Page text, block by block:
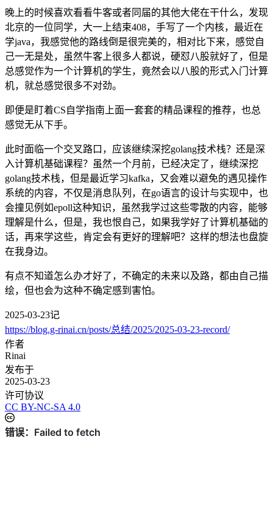
晚上的时候喜欢看看牛客或者同届的其他大佬在干什么，发现
北京的一位同学，大一上结束408，手写了一个内核，最近在
学java，我感觉他的路线倒是很完美的，相对比下来，感觉自
己一无是处，虽然牛客上很多人都说，硬怼八股就好了，但是
总感觉作为一个计算机的学生，竟然会以八股的形式入门计算
机，就总感觉很多不对劲。
即便是盯着CS自学指南上面一套套的精品课程的推荐，也总
感觉无从下手。
此时面临一个交叉路口，应该继续深挖golang技术栈？还是深
入计算机基础课程？虽然一个月前，已经决定了，继续深挖
golang技术栈，但是最近学习kafka，又会难以避免的遇见操作
系统的内容，不仅是消息队列，在go语言的设计与实现中，也
会撞见例如epoll这种知识，虽然我学过这些零散的内容，能够
理解是什么，但是，我也恨自己，如果我学好了计算机基础的
话，再来学这些，肯定会有更好的理解吧？这样的想法也盘旋
在我身边。
有点不知道怎么办才好了，不确定的未来以及路，都由自己描
绘，但也会为这种不确定感到害怕。
2025-03-23记
https://blog.g-rinai.cn/posts/总结/2025/2025-03-23-record/
作者
Rinai
发布于
2025-03-23
许可协议
CC BY-NC-SA 4.0